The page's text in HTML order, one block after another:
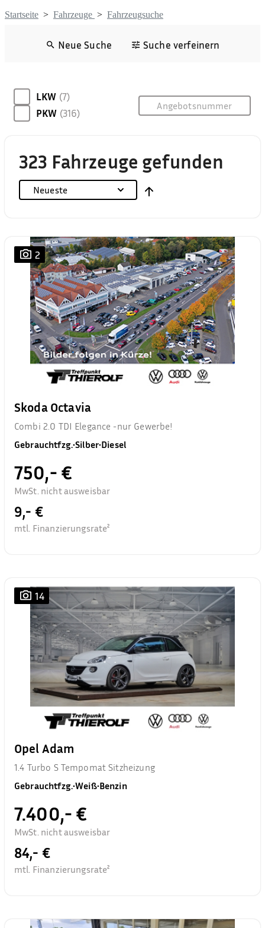
Startseite > Fahrzeuge > Fahrzeugsuche
Neue Suche Suche verfeinern
LKW (7)
PKW (316)
323 Fahrzeuge gefunden
Neueste
2
Skoda Octavia
Combi 2.0 TDI Elegance -nur Gewerbe!
Gebrauchtfzg.•Silber•Diesel
750,- €
MwSt. nicht ausweisbar
9,- €
mtl. Finanzierungsrate²
14
Opel Adam
1.4 Turbo S Tempomat Sitzheizung
Gebrauchtfzg.•Weiß•Benzin
7.400,- €
MwSt. nicht ausweisbar
84,- €
mtl. Finanzierungsrate²